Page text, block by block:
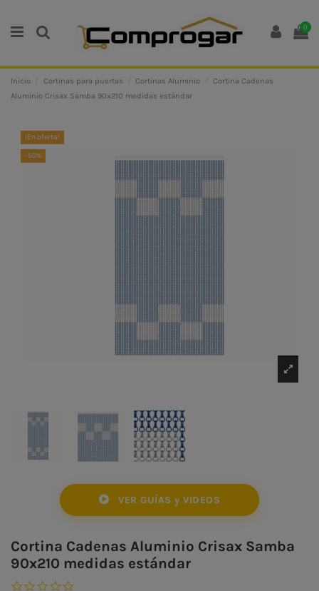
0
Inicio Cortinas para puertas Cortinas Aluminio
Cortina Cadenas
Aluminio Crisax Samba 90x210 medidas estándar
¡En oferta!
-50%
VER GUÍAS y VIDEOS
Cortina Cadenas Aluminio Crisax Samba
90x210 medidas estándar